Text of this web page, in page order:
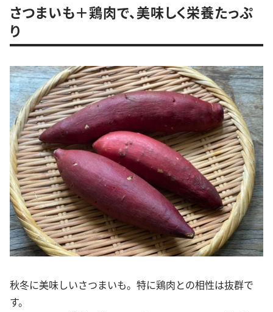
さつまいも＋鶏肉で、美味しく栄養たっぷ
り
秋冬に美味しいさつまいも。特に鶏肉との相性は抜群で
す。